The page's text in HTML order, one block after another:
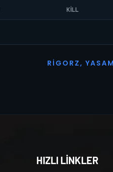
KILL
R I G O R Z, YASAM
HIZLI LİNKLER